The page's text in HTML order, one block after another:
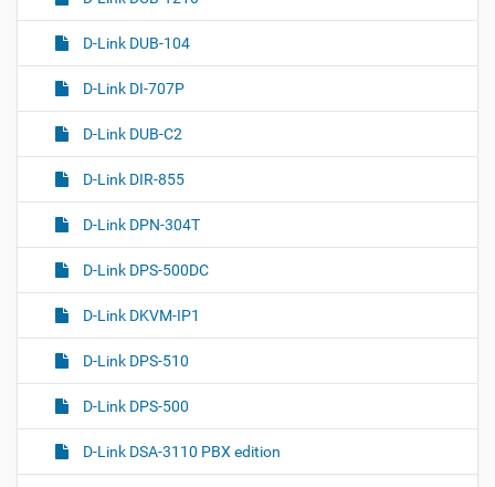
D-Link DUB-104
D-Link DI-707P
D-Link DUB-C2
D-Link DIR-855
D-Link DPN-304T
D-Link DPS-500DC
D-Link DKVM-IP1
D-Link DPS-510
D-Link DPS-500
D-Link DSA-3110 PBX edition